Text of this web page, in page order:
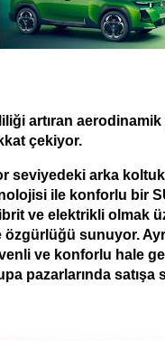
artıran
çekiyor.
seviyedeki arka
ile konforlu bir
ve elektrikli olmak
sunuyor.
ve konforlu hale
pazarlarında